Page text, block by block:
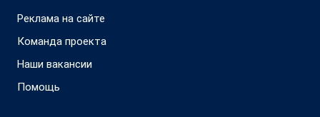
Реклама на сайте
Команда проекта
Наши вакансии
Помощь